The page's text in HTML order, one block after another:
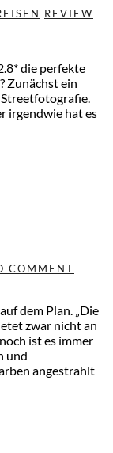
REVIEW
die perfekte
Zunächst ein
irgendwie hat es
COMMENT
dem Plan. „Die
zwar nicht an
ist es immer
und
angestrahlt